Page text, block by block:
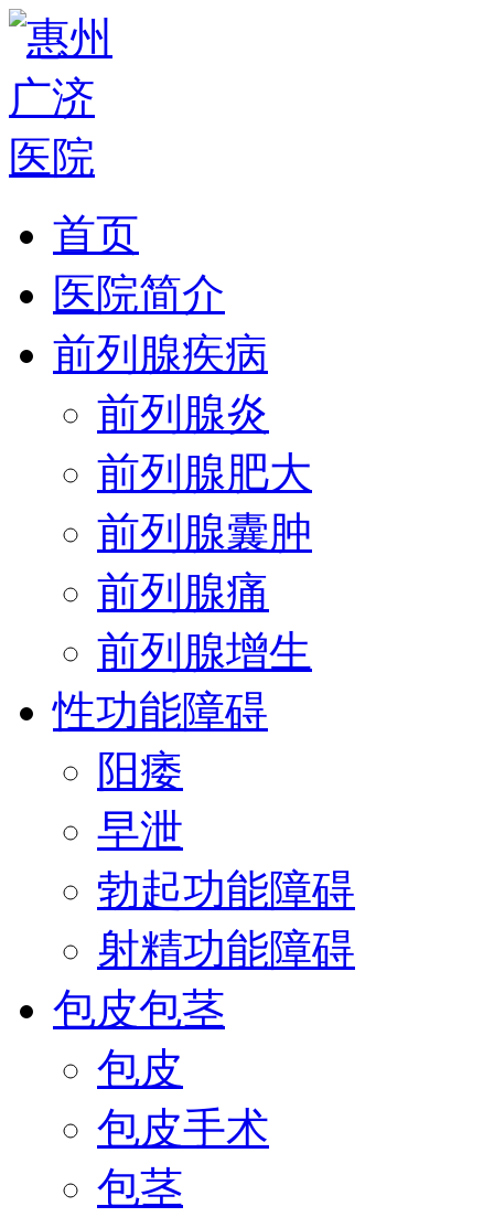
首页
医院简介
前列腺疾病
前列腺炎
前列腺肥大
前列腺囊肿
前列腺痛
前列腺增生
性功能障碍
阳痿
早泄
勃起功能障碍
射精功能障碍
包皮包茎
包皮
包皮手术
包茎